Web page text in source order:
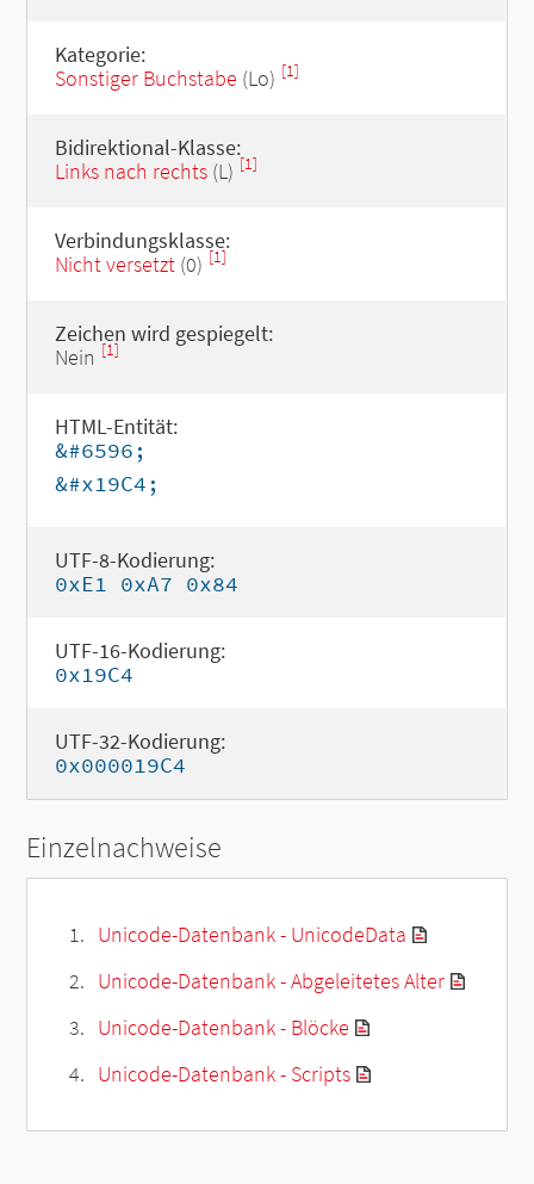
Kategorie:
Sonstiger Buchstabe (Lo) [1]
Bidirektional-Klasse:
Links nach rechts(L) [1]
Verbindungsklasse:
Nicht versetzt(0) [1]
Zeichen wird gespiegelt:
Nein [1]
HTML-Entität:
&#6596;
&#x19C4;
UTF-8-Kodierung:
0xE1 0xA7 0x84
UTF-16-Kodierung:
0x19C4
UTF-32-Kodierung:
0x000019C4
Einzelnachweise
Unicode-Datenbank - UnicodeData
Unicode-Datenbank - Abgeleitetes Alter
Unicode-Datenbank - Blöcke
Unicode-Datenbank - Scripts